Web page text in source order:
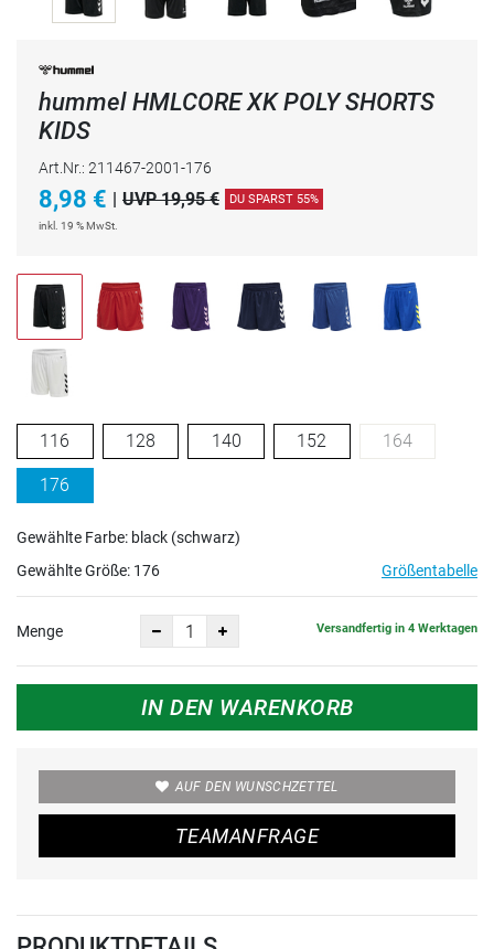
hummel HMLCORE XK POLY SHORTS
KIDS
Art.Nr.: 211467-2001-176
8,98 € | UVP 19,95 € DU SPARST 55%
inkl. 19 % MwSt.
116 128 140 152 164
176
Gewählte Farbe: black (schwarz)
Gewählte Größe: 176 Größentabelle
Menge Versandfertig in 4 Werktagen
IN DEN WARENKORB
AUF DEN WUNSCHZETTEL
TEAMANFRAGE